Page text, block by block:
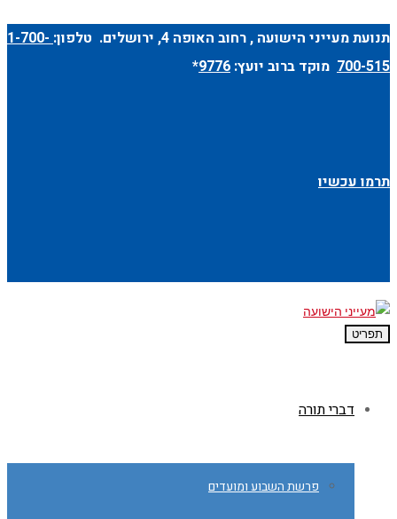
תנועת מעייני הישועה ,רחוב האופה 4 , ירושלים. טלפון: 1-700-
700-515 מוקד ברוב יועץ: 9776
*
תרמו עכשיו
תפריט
דברי תורה
פרשת השבוע ומועדים